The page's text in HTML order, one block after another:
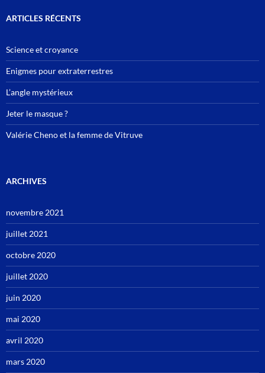
ARTICLES RÉCENTS
Science et croyance
Enigmes pour extraterrestres
L’angle mystérieux
Jeter le masque ?
Valérie Cheno et la femme de Vitruve
ARCHIVES
novembre 2021
juillet 2021
octobre 2020
juillet 2020
juin 2020
mai 2020
avril 2020
mars 2020